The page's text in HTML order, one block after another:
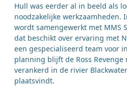
Hull was eerder al in beeld als
noodzakelijke werkzaamheden.
wordt samengewerkt met MMS
dat beschikt over ervaring met
een gespecialiseerd team voor
planning blijft de Ross Revenge
verankerd in de rivier
plaatsvindt.